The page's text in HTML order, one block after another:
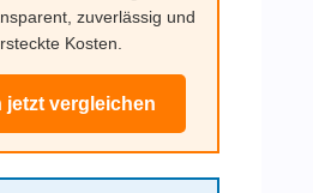
zuverlässig und
Kosten.
jetzt vergleichen